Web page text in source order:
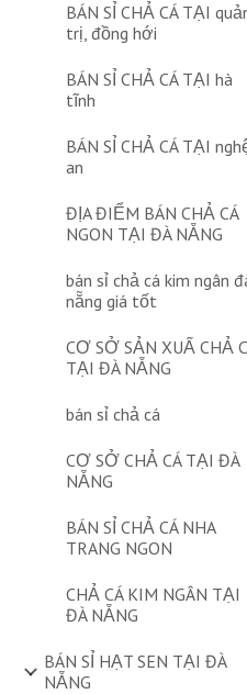
BÁN SỈ CHẢ CÁ TẠI
trị, đồng hới
BÁN SỈ CHẢ CÁ TẠI hà
tĩnh
BÁN SỈ CHẢ CÁ TẠI
an
ĐỊA ĐIỂM BÁN CHẢ CÁ
NGON TẠI ĐÀ NẴNG
bán sỉ chả cá kim ngân
nẵng giá tốt
CƠ SỞ SẢN XUẤ CHẢ
TẠI ĐÀ NẴNG
bán sỉ chả cá
CƠ SỞ CHẢ CÁ TẠI ĐÀ
NẴNG
BÁN SỈ CHẢ CÁ NHA
TRANG NGON
CHẢ CÁ KIM NGÂN TẠI
ĐÀ NẴNG
BÁN SỈ HẠT SEN TẠI ĐÀ
NẴNG